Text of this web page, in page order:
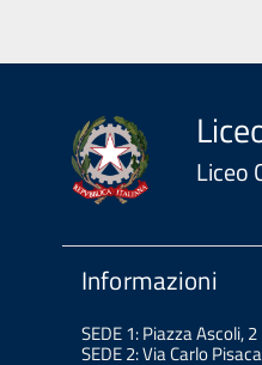
Liceo
Informazioni
SEDE 1: Piazza Ascoli, 2
SEDE 2: Via Carlo